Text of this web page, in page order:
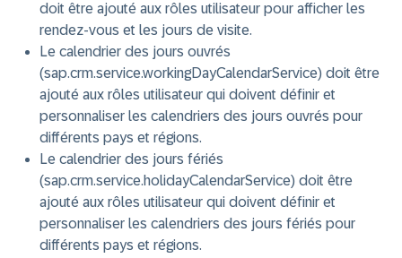
doit être ajouté aux rôles utilisateur pour afficher les
rendez-vous et les jours de visite.
Le calendrier des jours ouvrés
(sap.crm.service.workingDayCalendarService) doit être
ajouté aux rôles utilisateur qui doivent définir et
personnaliser les calendriers des jours ouvrés pour
différents pays et régions.
Le calendrier des jours fériés
(sap.crm.service.holidayCalendarService) doit être
ajouté aux rôles utilisateur qui doivent définir et
personnaliser les calendriers des jours fériés pour
différents pays et régions.